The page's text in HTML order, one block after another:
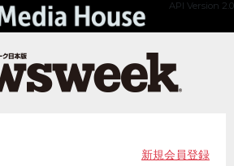
API Version 2.0
新規会員登録